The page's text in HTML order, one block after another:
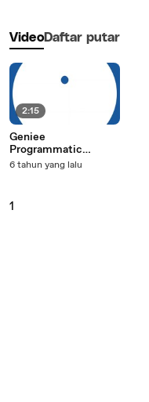
VideoDaftar putar
2:15
Geniee
Programmatic
Advertising Solution
6 tahun yang lalu
1